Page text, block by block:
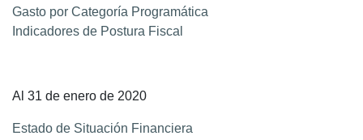
Gasto por Categoría Programática
Indicadores de Postura Fiscal
Al 31 de enero de 2020
Estado de Situación Financiera